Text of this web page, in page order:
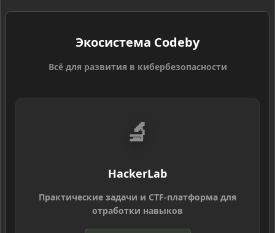
Экосистема Codeby
Всё для развития в кибербезопасности
🔬
HackerLab
Практические задачи и CTF-платформа для
отработки навыков